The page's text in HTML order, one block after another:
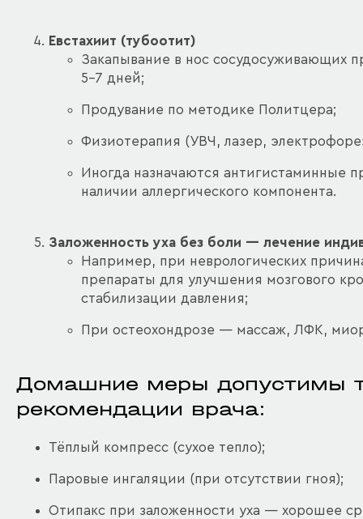
Евстахиит (тубоотит)
Закапывание в нос сосудосуживающих
5–7 дней;
Продувание по методике Политцера;
Физиотерапия (УВЧ, лазер,
Иногда назначаются антигистаминные
наличии аллергического компонента.
Заложенность уха без боли — лечение
Например, при неврологических
препараты для улучшения мозгового
стабилизации давления;
При остеохондрозе — массаж, ЛФК,
Домашние меры допустимы
рекомендации врача:
Тёплый компресс (сухое тепло);
Паровые ингаляции (при отсутствии гноя);
Отипакс при заложенности уха — хорошее